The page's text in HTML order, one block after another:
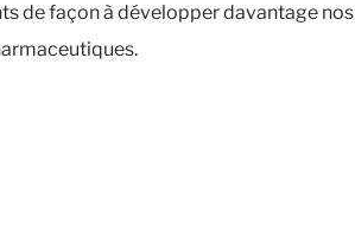
de façon à développer davantage nos